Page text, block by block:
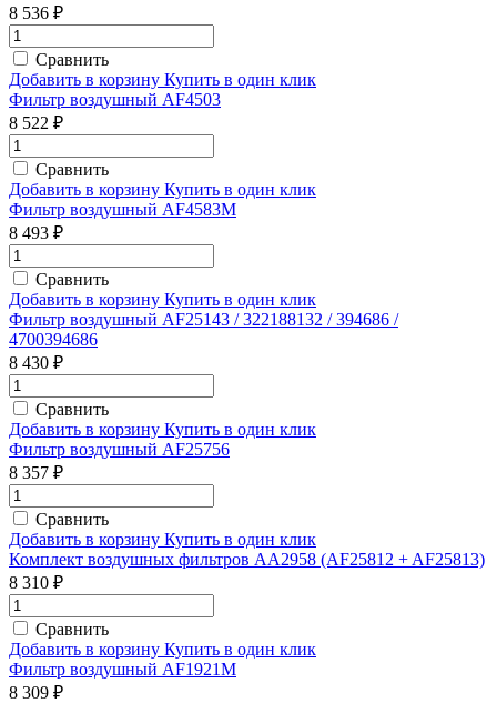
8 536 ₽
Сравнить
Добавить в корзину Купить в один клик
Фильтр воздушный AF4503
8 522 ₽
Сравнить
Добавить в корзину Купить в один клик
Фильтр воздушный AF4583M
8 493 ₽
Сравнить
Добавить в корзину Купить в один клик
Фильтр воздушный AF25143 / 322188132 / 394686 /
4700394686
8 430 ₽
Сравнить
Добавить в корзину Купить в один клик
Фильтр воздушный AF25756
8 357 ₽
Сравнить
Добавить в корзину Купить в один клик
Комплект воздушных фильтров AA2958 (AF25812 + AF25813)
8 310 ₽
Сравнить
Добавить в корзину Купить в один клик
Фильтр воздушный AF1921M
8 309 ₽